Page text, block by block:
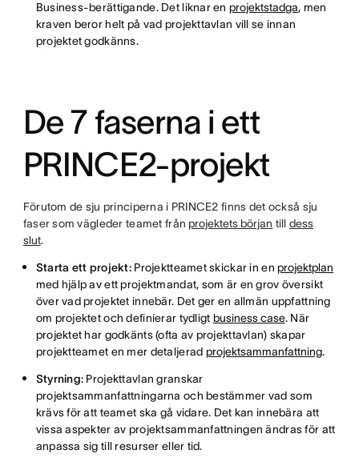
Business-berättigande. Det liknar enprojektstadga, men
kraven beror helt på vad projekttavlan vill se innan
projektet godkänns.
De 7 faserna i ett
PRINCE2-projekt
Förutom de sju principerna i PRINCE2 finns det också sju
faser som vägleder teamet från projektets början tilldess
slut.
Starta ett projekt: Projektteamet skickar in enprojektplan
med hjälp av ett projektmandat, som är en grov översikt
över vad projektet innebär. Det ger en allmän uppfattning
om projektet och definierar tydligt business case. När
projektet har godkänts (ofta av projekttavlan) skapar
projektteamet en mer detaljerad projektsammanfattning.
Styrning: Projekttavlan granskar
projektsammanfattningarna och bestämmer vad som
krävs för att teamet ska gå vidare. Det kan innebära att
vissa aspekter av projektsammanfattningen ändras för att
anpassa sig till resurser eller tid.